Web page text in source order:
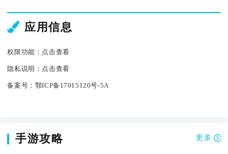
应用信息
权限功能： 点击查看
隐私说明： 点击查看
备案号： 鄂ICP备17015120号-5A
手游攻略 更多